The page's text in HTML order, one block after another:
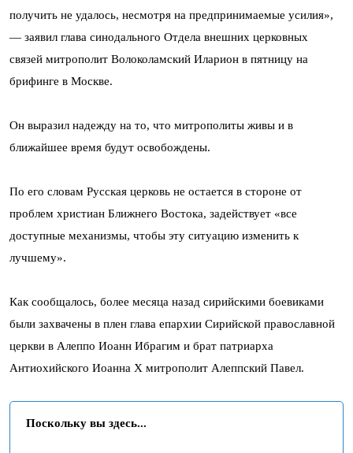
получить не удалось, несмотря на предпринимаемые усилия»,
— заявил глава синодального Отдела внешних церковных
связей митрополит Волоколамский Иларион в пятницу на
брифинге в Москве.
Он выразил надежду на то, что митрополиты живы и в
ближайшее время будут освобождены.
По его словам Русская церковь не остается в стороне от
проблем христиан Ближнего Востока, задействует «все
доступные механизмы, чтобы эту ситуацию изменить к
лучшему».
Как сообщалось, более месяца назад сирийскими боевиками
были захвачены в плен глава епархии Сирийской православной
церкви в Алеппо Иоанн Ибрагим и брат патриарха
Антиохийского Иоанна X митрополит Алеппский Павел.
Поскольку вы здесь...